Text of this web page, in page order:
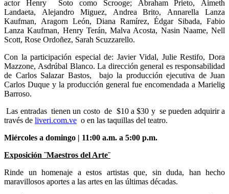
actor Henry Soto como Scrooge; Abraham Prieto, Aimeth
Landaeta, Alejandro Miguez, Andrea Brito, Annarella Lanza
Kaufman, Aragorn León, Diana Ramírez, Édgar Sibada, Fabio
Lanza Kaufman, Henry Terán, Malva Acosta, Nasin Naame, Nell
Scott, Rose Ordoñez, Sarah Scuzzarello.
Con la participación especial de: Javier Vidal, Julie Restifo, Dora
Mazzone, Asdrúbal Blanco. La dirección general es responsabilidad
de Carlos Salazar Bastos, bajo la producción ejecutiva de Juan
Carlos Duque y la producción general fue encomendada a Marielig
Barroso.
Las entradas tienen un costo de $10 a $30 y se pueden adquirir a
través de liveri.com.ve o en las taquillas del teatro.
Miércoles a domingo | 11:00 a.m. a 5:00 p.m.
Exposición ¨Maestros del Arte¨
Rinde un homenaje a estos artistas que, sin duda, han hecho
maravillosos aportes a las artes en las últimas décadas.